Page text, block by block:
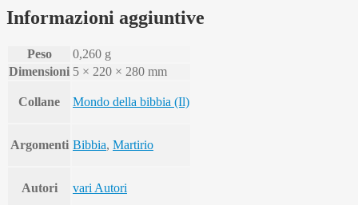
Informazioni aggiuntive
Peso
0,260 g
Dimensioni 5 × 220 × 280 mm
Collane Mondo della bibbia (Il)
Argomenti Bibbia, Martirio
Autori vari Autori